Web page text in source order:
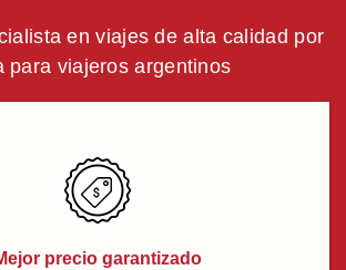
en viajes de alta calidad por
para viajeros argentinos
precio garantizado